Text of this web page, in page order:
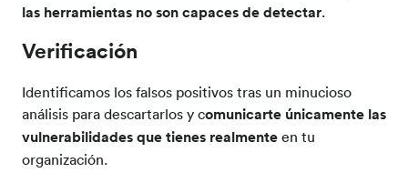
las herramientas no son capaces de detectar.
Verificación
Identificamos los falsos positivos tras un minucioso
análisis para descartarlos y comunicarte únicamente las
vulnerabilidades que tienes realmente en tu
organización.